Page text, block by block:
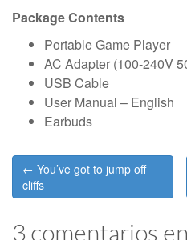
Package Contents
Portable Game Player
AC Adapter (100-240V
USB Cable
User Manual – English
Earbuds
Post
navigation
← You’ve got to jump off
cliffs
3 comentarios